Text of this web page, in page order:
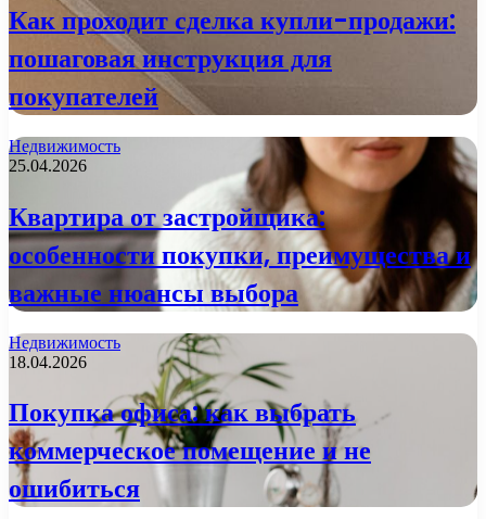
Как проходит сделка купли-продажи:
пошаговая инструкция для
покупателей
Недвижимость
25.04.2026
Квартира от застройщика:
особенности покупки, преимущества и
важные нюансы выбора
Недвижимость
18.04.2026
Покупка офиса: как выбрать
коммерческое помещение и не
ошибиться